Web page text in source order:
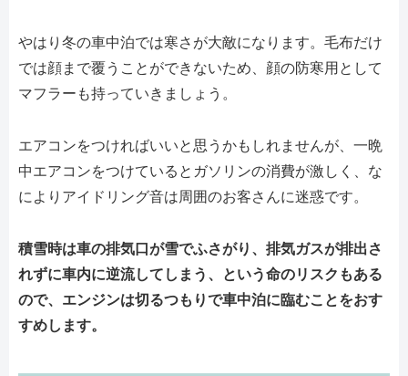
やはり冬の車中泊では寒さが大敵になります。毛布だけ
では顔まで覆うことができないため、顔の防寒用として
マフラーも持っていきましょう。
エアコンをつければいいと思うかもしれませんが、一晩
中エアコンをつけているとガソリンの消費が激しく、な
によりアイドリング音は周囲のお客さんに迷惑です。
積雪時は車の排気口が雪でふさがり、排気ガスが排出さ
れずに車内に逆流してしまう、という命のリスクもある
ので、エンジンは切るつもりで車中泊に臨むことをおす
すめします。